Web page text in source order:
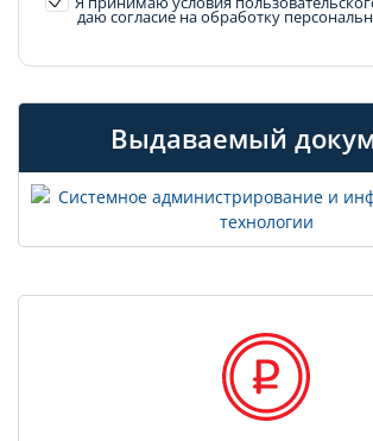
даю согласие на обработку
Выдаваемый